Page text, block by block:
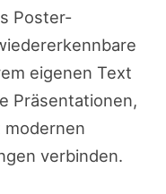
Poster-
eigenen Text
Präsentationen,
modernen
verbinden.